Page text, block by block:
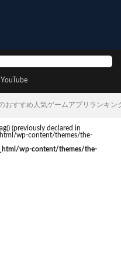
YouTube
おすすめ人気ゲームアプリランキン
(previously declared in
wp-content/themes/the-
wp-content/themes/the-